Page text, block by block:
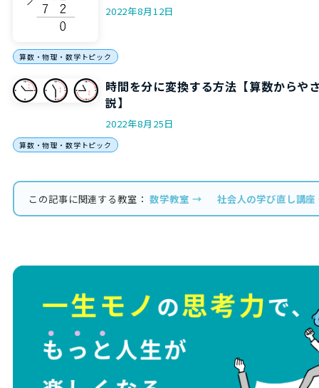
2022年8月12日
算数・物理・数学トピック
時間を分に変換する方法【算数からや
説】
2022年8月25日
算数・物理・数学トピック
この記事に関連する教室：数学教室 → 社会人の学び直し講